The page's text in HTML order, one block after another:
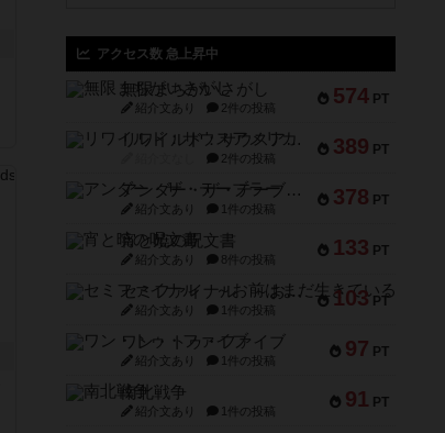
アクセス数 急上昇中
574 PT
無限まちがいさがし
紹介文あり 2件の投稿
389 PT
リワイルド：サウスアメリカ
2件の投稿
378 PT
アンダー・ザ・テーブラー
紹介文あり 1件の投稿
133 PT
宵と暁の呪文書
紹介文あり 8件の投稿
103 PT
セミファイナル ～お前はまだ生きている～
紹介文あり 1件の投稿
97 PT
ワン・トゥ・ファイブ
紹介文あり 1件の投稿
91 PT
南北戦争
紹介文あり 1件の投稿